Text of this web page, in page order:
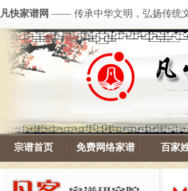
凡快家谱网 —— 传承中华文明，弘扬传统
宗谱首页 免费网络家谱 百家